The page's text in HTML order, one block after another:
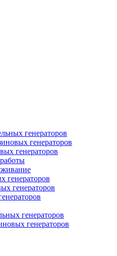
генераторов
генераторов
генераторов
генераторов
генераторов
генераторов
генераторов